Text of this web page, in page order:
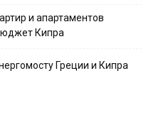
и апартаментов
Кипра
Греции и Кипра